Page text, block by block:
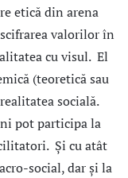
etică din arena
valorilor în
cu visul. El
(teoretică sau
socială.
pot participa la
Şi cu atât
social, dar şi la